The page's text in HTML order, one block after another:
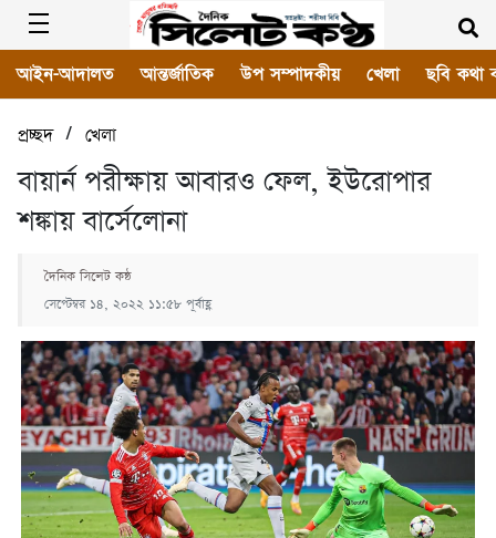
আইন-আদালত আন্তর্জাতিক উপ সম্পাদকীয় খেলা ছবি কথা
প্রচ্ছদ/ খেলা
বায়ার্ন পরীক্ষায় আবারও ফেল, ইউরোপার
শঙ্কায় বার্সেলোনা
দৈনিক সিলেট কন্ঠ
সেপ্টেম্বর ১৪, ২০২২ ১১:৫৮ পূর্বাহ্ণ